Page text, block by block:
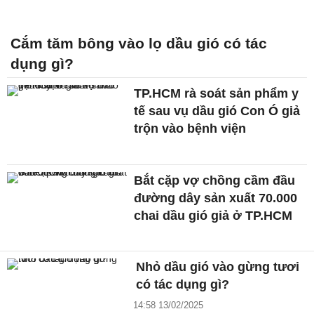
Cắm tăm bông vào lọ dầu gió có tác
dụng gì?
TP.HCM rà soát sản phẩm y
tế sau vụ dầu gió Con Ó giả
trộn vào bệnh viện
Bắt cặp vợ chồng cầm đầu
đường dây sản xuất 70.000
chai dầu gió giả ở TP.HCM
Nhỏ dầu gió vào gừng tươi
có tác dụng gì?
14:58 13/02/2025